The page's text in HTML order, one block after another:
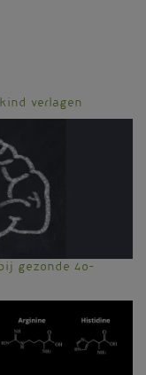
verlagen
gezonde 40-